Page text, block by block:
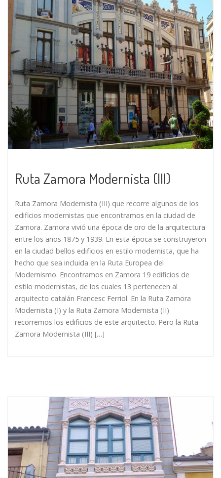
Ruta Zamora Modernista (III)
Ruta Zamora Modernista (III) que recorre algunos de los
edificios modernistas que encontramos en la ciudad de
Zamora. Zamora vivió una época de oro de la arquitectura
entre los años 1875 y 1939. En esta época se construyeron
en la ciudad bellos edificios en estilo modernista, que ha
hecho que sea incluida en la Ruta Europea del
Modernismo. Encontramos en Zamora 19 edificios de
estilo modernistas, de los cuales 13 pertenecen al
arquitecto catalán Francesc Ferriol. En la Ruta Zamora
Modernista (I) y la Ruta Zamora Modernista (II)
recorremos los edificios de este arquitecto. Pero la Ruta
Zamora Modernista (III) […]